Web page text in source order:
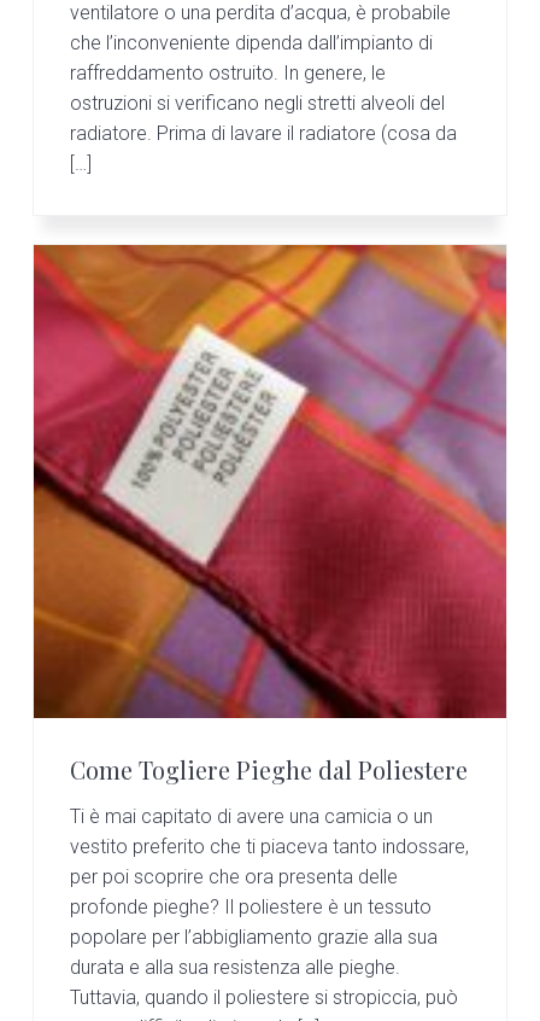
ventilatore o una perdita d’acqua, è probabile
che l’inconveniente dipenda dall’impianto di
raffreddamento ostruito. In genere, le
ostruzioni si verificano negli stretti alveoli del
radiatore. Prima di lavare il radiatore (cosa da
[…]
Come Togliere Pieghe dal Poliestere
Ti è mai capitato di avere una camicia o un
vestito preferito che ti piaceva tanto indossare,
per poi scoprire che ora presenta delle
profonde pieghe? Il poliestere è un tessuto
popolare per l’abbigliamento grazie alla sua
durata e alla sua resistenza alle pieghe.
Tuttavia, quando il poliestere si stropiccia, può